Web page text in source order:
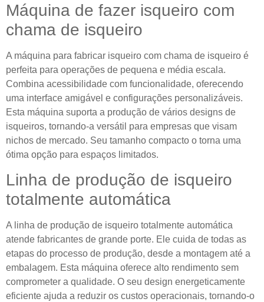
Máquina de fazer isqueiro com
chama de isqueiro
A máquina para fabricar isqueiro com chama de isqueiro é
perfeita para operações de pequena e média escala.
Combina acessibilidade com funcionalidade, oferecendo
uma interface amigável e configurações personalizáveis.
Esta máquina suporta a produção de vários designs de
isqueiros, tornando-a versátil para empresas que visam
nichos de mercado. Seu tamanho compacto o torna uma
ótima opção para espaços limitados.
Linha de produção de isqueiro
totalmente automática
A linha de produção de isqueiro totalmente automática
atende fabricantes de grande porte. Ele cuida de todas as
etapas do processo de produção, desde a montagem até a
embalagem. Esta máquina oferece alto rendimento sem
comprometer a qualidade. O seu design energeticamente
eficiente ajuda a reduzir os custos operacionais, tornando-o